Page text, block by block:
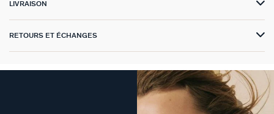
SAINT HONORÉ
PALAIS ROYAL
LIVRAISON
RETOURS ET ÉCHANGES